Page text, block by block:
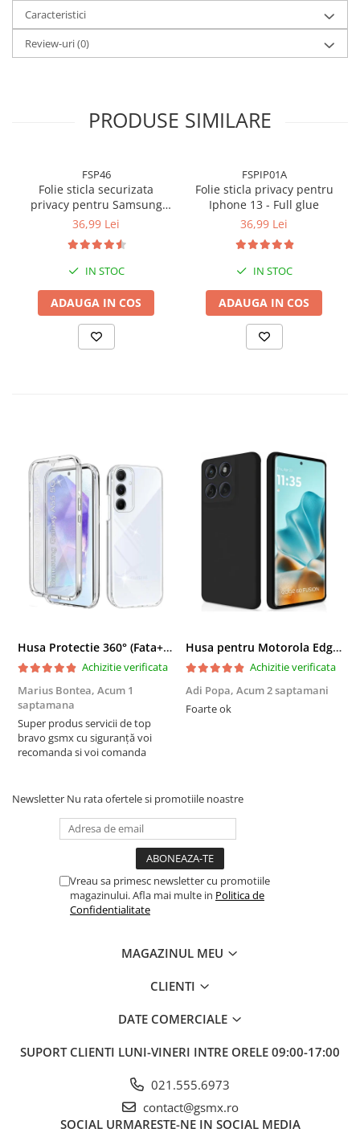
Protectie Anti-Spy
: Ofera intimitate completa, ecranul fiind
vizibil doar direct din fata, protejandu-te de priviri curioase din
unghiuri laterale.
Tratata oleofobic
: Urmele de amprente, apa sau grasimea
nu raman pe suprafata foliei, pastrand ecranul curat si clar.
: Adeziv pe toata suprafata pentru o aplicare usoara,
fara bule, asigurand o lipire sigura si de lunga durata.
Kit de montare inclus : Include servetele umede, uscate si
un sticker pentru indepartarea prafului, pentru o aplicare
rapida si curata.
Caracteristici
Review-uri(0)
PRODUSE SIMILARE
FSP46
Folie sticla securizata
privacy pentru Samsung
Galaxy A56 5G cu Kit
Aplicare Rapida si Usoara
36,99 Lei
IN STOC
ADAUGA IN COS
FSPIP01A
Folie sticla privacy pentru
Iphone 13 - Full glue
36,99 Lei
IN STOC
ADAUGA IN COS
Husa Protectie 360° (Fata+Spate) compatibila Samsung Galaxy A55 5G, Transparanta, Protectie Completa
Achizitie verificata
Marius Bontea, Acum 1
saptamana
Super produs servicii de top
bravo gsmx cu siguranță voi
recomanda si voi comanda
Husa pentru Motorola Edge 60 Fusion din sIlicon catifelat cu interior din microfibra si protectie la camere - Negru
Achizitie verificata
Adi Popa, Acum 2 saptamani
Foarte ok
Newsletter Nu rata ofertele si promotiile noastre
Vreau sa primesc newsletter cu promotiile
magazinului. Afla mai multe in Politica de
Confidentialitate
MAGAZINUL MEU
CLIENTI
DATE COMERCIALE
SUPORT CLIENTI LUNI-VINERI INTRE ORELE 09:00-17:00
021.555.6973
contact@gsmx.ro
SOCIAL URMARESTE-NE IN SOCIAL MEDIA